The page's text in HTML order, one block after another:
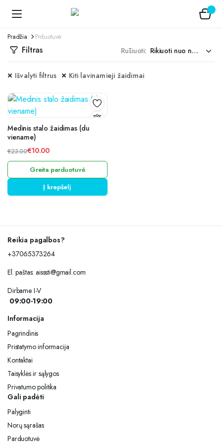
Pradžia Prduotuvė
Filtras Rūšiuoti:
Išvalyti filtrus Kiti lavinamieji žaidimai
Medinis stalo žaidimas (du
viename)
€23.00
Original
was:
€23.00.
€10.00
Current
is:
€10.00.
Greita parduotuvė
Į krepšelį
Reikia pagalbos?
+37065373264
El. paštas:aisssti@gmail.com
Dirbame I-V
09:00-19:00
Informacija
Pagrindinis
Pristatymo informacija
Kontaktai
Taisyklės ir sąlygos
Privatumo politika
Gali padėti
Palyginti
Norų sąrašas
Parduotuvė